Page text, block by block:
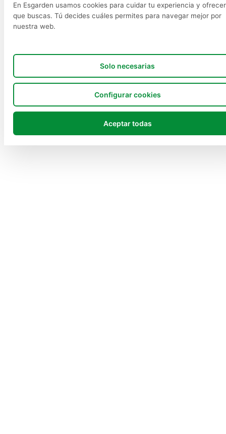
En Esgarden usamos cookies para cuidar tu experiencia y
que buscas. Tú decides cuáles permites para navegar mejor por
nuestra web.
Solo necesarias
Configurar cookies
Aceptar todas